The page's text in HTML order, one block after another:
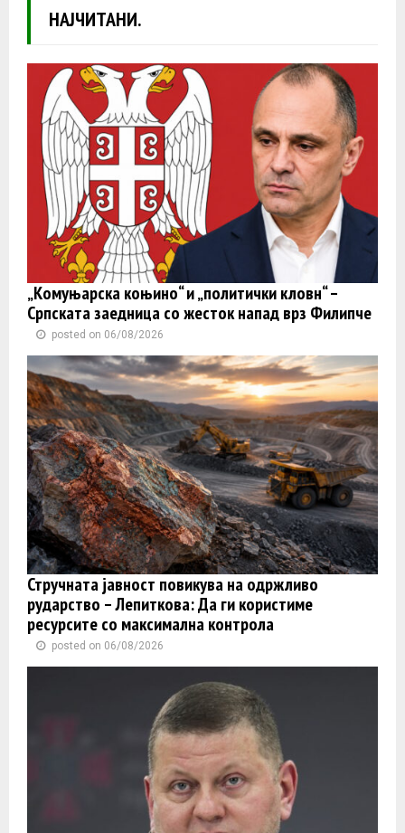
НАЈЧИТАНИ.
„Комуњарска коњино“ и „политички кловн“ –
Српската заедница со жесток напад врз Филипче
posted on 06/08/2026
Стручната јавност повикува на одржливо
рударство – Лепиткова: Да ги користиме
ресурсите со максимална контрола
posted on 06/08/2026